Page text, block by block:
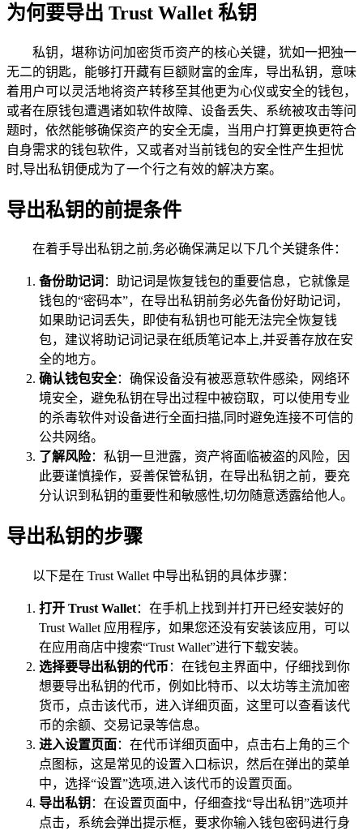
为何要导出 Trust Wallet 私钥
私钥，堪称访问加密货币资产的核心关键，犹如一把独一
无二的钥匙，能够打开藏有巨额财富的金库，导出私钥，意味
着用户可以灵活地将资产转移至其他更为心仪或安全的钱包，
或者在原钱包遭遇诸如软件故障、设备丢失、系统被攻击等问
题时，依然能够确保资产的安全无虞，当用户打算更换更符合
自身需求的钱包软件，又或者对当前钱包的安全性产生担忧
时,导出私钥便成为了一个行之有效的解决方案。
导出私钥的前提条件
在着手导出私钥之前,务必确保满足以下几个关键条件：
备份助记词 ：助记词是恢复钱包的重要信息，它就像是
钱包的“密码本”，在导出私钥前务必先备份好助记词，
如果助记词丢失，即使有私钥也可能无法完全恢复钱
包，建议将助记词记录在纸质笔记本上,并妥善存放在安
全的地方。
确认钱包安全：确保设备没有被恶意软件感染，网络环
境安全，避免私钥在导出过程中被窃取，可以使用专业
的杀毒软件对设备进行全面扫描,同时避免连接不可信的
公共网络。
了解风险：私钥一旦泄露，资产将面临被盗的风险，因
此要谨慎操作，妥善保管私钥，在导出私钥之前，要充
分认识到私钥的重要性和敏感性,切勿随意透露给他人。
导出私钥的步骤
以下是在 Trust Wallet 中导出私钥的具体步骤：
打开 Trust Wallet：在手机上找到并打开已经安装好的
Trust Wallet 应用程序，如果您还没有安装该应用，可以
在应用商店中搜索“Trust Wallet”进行下载安装。
选择要导出私钥的代币 ：在钱包主界面中，仔细找到你
想要导出私钥的代币，例如比特币、以太坊等主流加密
货币，点击该代币，进入详细页面，这里可以查看该代
币的余额、交易记录等信息。
进入设置页面：在代币详细页面中，点击右上角的三个
点图标，这是常见的设置入口标识，然后在弹出的菜单
中，选择“设置”选项,进入该代币的设置页面。
导出私钥 ：在设置页面中，仔细查找“导出私钥”选项并
点击，系统会弹出提示框，要求你输入钱包密码进行身